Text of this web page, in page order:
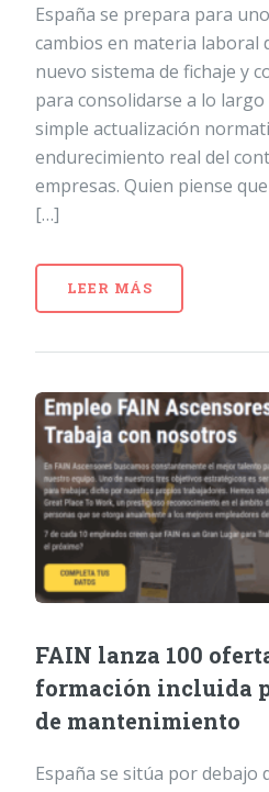
España se prepara para
cambios en materia laboral
nuevo sistema de fichaje y
para consolidarse a lo largo
simple actualización
endurecimiento real del
empresas. Quien piense
[…]
LEER MÁS
FAIN lanza 100
formación incluida
de mantenimiento
España se sitúa por debajo